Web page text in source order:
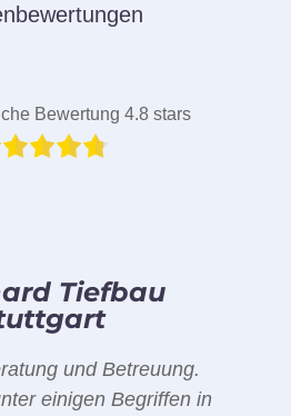
Bewertung 4.8 stars
Tiefbau
und Betreuung.
einigen Begriffen in